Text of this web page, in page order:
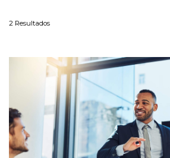
2 Resultados